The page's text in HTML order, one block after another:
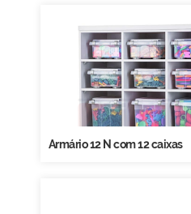
Armário 12 N com 12 caixas